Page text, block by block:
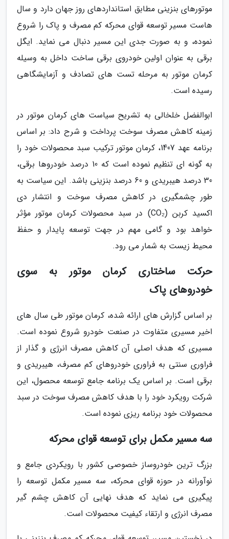
موتورهای بنزینی مطابق استانداردهای روز جهان دارد و سال
هاست مسیر توسعه قوای محرکه کم مصرف و پاک را شروع
نموده، و به صورت جدی این مسیر دنبال می نماید. ایگل
برقی به عنوان اولین خودروی برقی ساخت داخل به وسیله
کرمان موتور به مرحله تست های تصادف و آزمایشگاهی
رسیده است.
ابوالفضل خلخالی به تشریح سیاست های کرمان موتور در
زمینه کاهش مصرف سوخت پرداخت و شرح داد: بر اساس
برنامه عهد 1407، کرمان موتور ترکیب سبد محصولات خود را
به گونه ای تنظیم نموده است که 10 درصد خودروها برقی،
30 درصد هیبریدی و 60 درصد بنزینی باشد. این سیاست به
طور چشمگیری در کاهش مصرف سوخت و انتشار دی
اکسید کربن (CO₂) در سبد محصولات کرمان موتور مؤثر
خواهد بود و گامی مهم در جهت توسعه پایدار و حفظ
محیط زیست به شمار می رود.
حرکت ساختاری کرمان موتور به سوی
خودروهای پاک
بر اساس گزارش های ارائه شده، کرمان موتور طی سال های
اخیر مسیری متفاوت در صنعت خودرو شروع نموده است.
مسیری که هدف اصلی آن کاهش مصرف انرژی و گذار از
فراوری سنتی به فراوری خودروهای کم مصرف، هیبریدی و
برقی است. بر اساس یک برنامه جامع توسعه محصول، این
شرکت رویکرد خود را با هدف کاهش مصرف سوخت در سبد
محصولات خود برنامه ریزی نموده است.
سه مسیر مکمل برای توسعه قوای محرکه
بزرگ ترین خودروساز خصوصی کشور با رویکردی جامع و
نوآورانه در حوزه قوای محرکه، سه مسیر مکمل توسعه را
پیگیری می نماید که هدف نهایی آن کاهش چشم گیر
مصرف انرژی و ارتقاء کیفیت محصولات است.